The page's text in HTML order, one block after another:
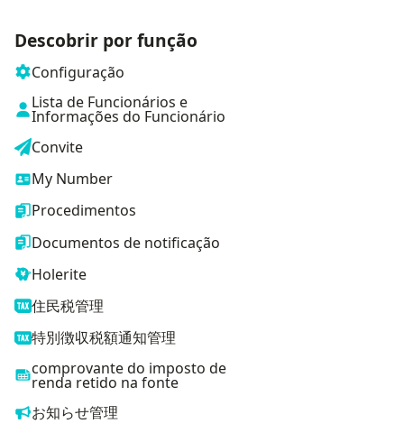
Descobrir por função
Configuração
Lista de Funcionários e
Informações do Funcionário
Convite
My Number
Procedimentos
Documentos de notificação
Holerite
住民税管理
特別徴収税額通知管理
comprovante do imposto de
renda retido na fonte
お知らせ管理